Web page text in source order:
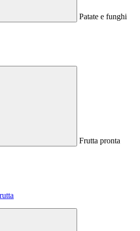
Patate e funghi
Frutta pronta